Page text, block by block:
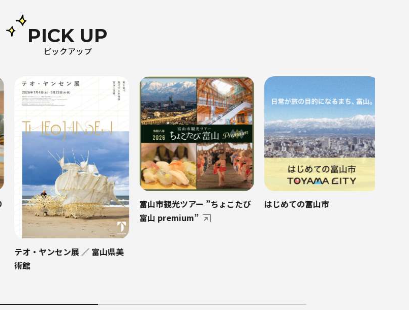
ピックアップ
PICK UP
テオ・ヤンセン展 ／ 富山県美
術館
富山市観光ツアー ”ちょこたび
富山 premium”
はじめての富山市